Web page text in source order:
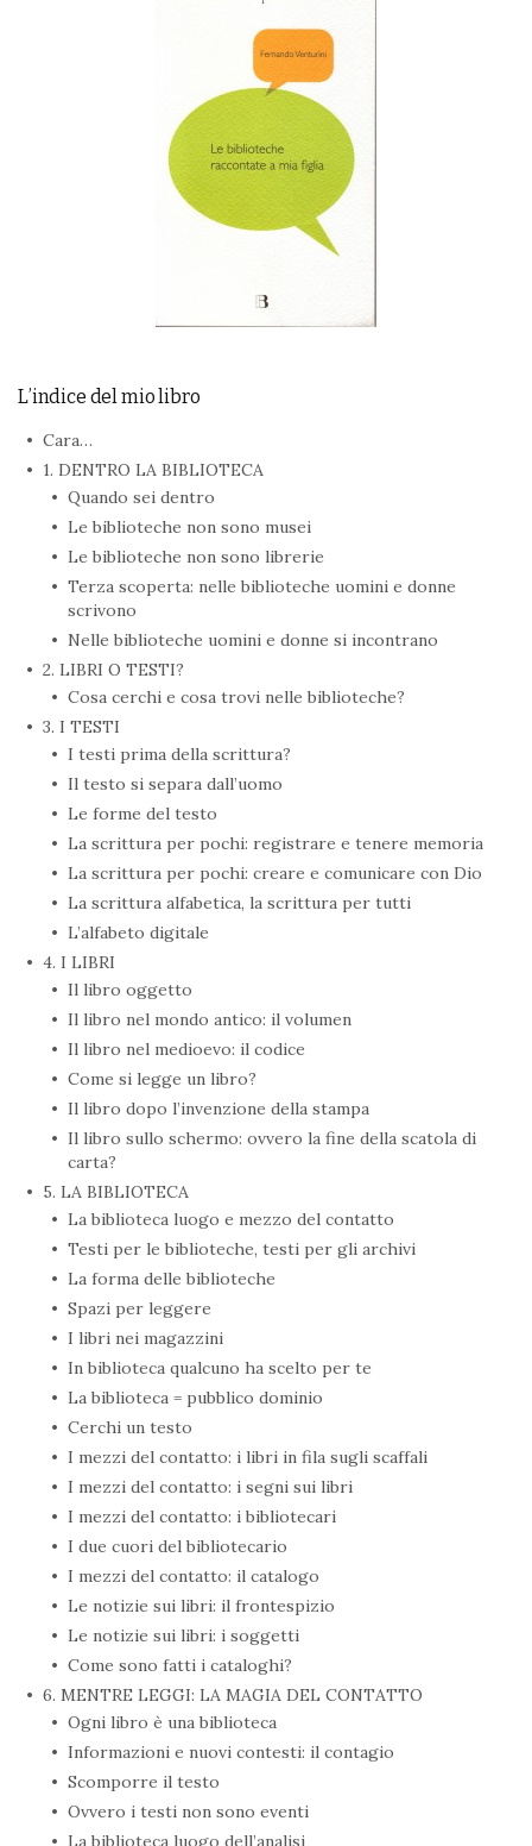
L’indice del mio libro
Cara…
1. DENTRO LA BIBLIOTECA
Quando sei dentro
Le biblioteche non sono musei
Le biblioteche non sono librerie
Terza scoperta: nelle biblioteche uomini e donne
scrivono
Nelle biblioteche uomini e donne si incontrano
2. LIBRI O TESTI?
Cosa cerchi e cosa trovi nelle biblioteche?
3. I TESTI
I testi prima della scrittura?
Il testo si separa dall’uomo
Le forme del testo
La scrittura per pochi: registrare e tenere memoria
La scrittura per pochi: creare e comunicare con Dio
La scrittura alfabetica, la scrittura per tutti
L’alfabeto digitale
4. I LIBRI
Il libro oggetto
Il libro nel mondo antico: il volumen
Il libro nel medioevo: il codice
Come si legge un libro?
Il libro dopo l’invenzione della stampa
Il libro sullo schermo: ovvero la fine della scatola di
carta?
5. LA BIBLIOTECA
La biblioteca luogo e mezzo del contatto
Testi per le biblioteche, testi per gli archivi
La forma delle biblioteche
Spazi per leggere
I libri nei magazzini
In biblioteca qualcuno ha scelto per te
La biblioteca = pubblico dominio
Cerchi un testo
I mezzi del contatto: i libri in fila sugli scaffali
I mezzi del contatto: i segni sui libri
I mezzi del contatto: i bibliotecari
I due cuori del bibliotecario
I mezzi del contatto: il catalogo
Le notizie sui libri: il frontespizio
Le notizie sui libri: i soggetti
Come sono fatti i cataloghi?
6. MENTRE LEGGI: LA MAGIA DEL CONTATTO
Ogni libro è una biblioteca
Informazioni e nuovi contesti: il contagio
Scomporre il testo
Ovvero i testi non sono eventi
La biblioteca luogo dell’analisi